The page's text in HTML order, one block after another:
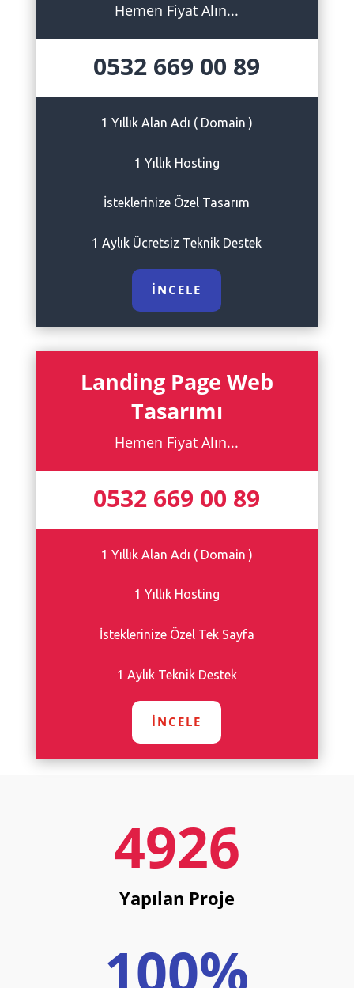
Hemen Fiyat Alın...
0532 669 00 89
1 Yıllık Alan Adı ( Domain )
1 Yıllık Hosting
İsteklerinize Özel Tasarım
1 Aylık Ücretsiz Teknik Destek
İNCELE
Landing Page Web
Tasarımı
Hemen Fiyat Alın...
0532 669 00 89
1 Yıllık Alan Adı ( Domain )
1 Yıllık Hosting
İsteklerinize Özel Tek Sayfa
1 Aylık Teknik Destek
İNCELE
4926
Yapılan Proje
100%